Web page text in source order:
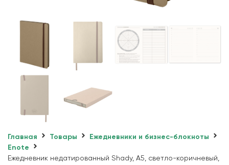
Главная Товары
Ежедневники и бизнес-блокноты
Enote
Ежедневник недатированный Shady, А5, светло-коричневый,